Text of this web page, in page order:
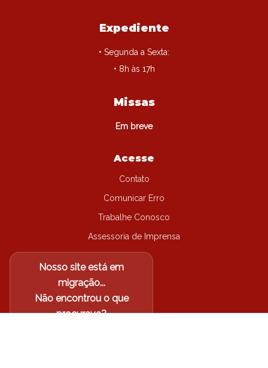
Expediente
• Segunda a Sexta:
• 8h às 17h
Missas
Em breve
Acesse
Contato
Comunicar Erro
Trabalhe Conosco
Assessoria de Imprensa
Nosso site está em
migração...
Não encontrou o que
procurava?